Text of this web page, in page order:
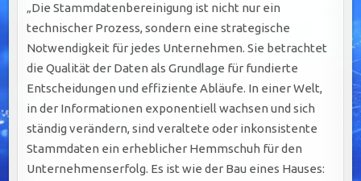
„Die Stammdatenbereinigung ist nicht nur ein
technischer Prozess, sondern eine strategische
Notwendigkeit für jedes Unternehmen. Sie betrachtet
die Qualität der Daten als Grundlage für fundierte
Entscheidungen und effiziente Abläufe. In einer Welt,
in der Informationen exponentiell wachsen und sich
ständig verändern, sind veraltete oder inkonsistente
Stammdaten ein erheblicher Hemmschuh für den
Unternehmenserfolg. Es ist wie der Bau eines Hauses: